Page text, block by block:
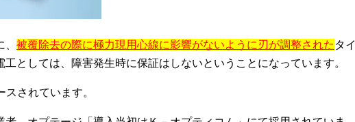
被覆除去の際に極力現用心線に影響がないように刃が調整された タイ
工としては、障害発生時に保証はしないということになっています。
されています。